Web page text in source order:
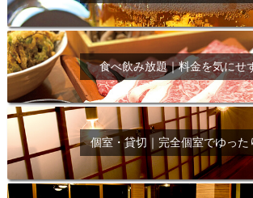
食べ飲み放題｜料金を気にせ
個室・貸切｜完全個室でゆった